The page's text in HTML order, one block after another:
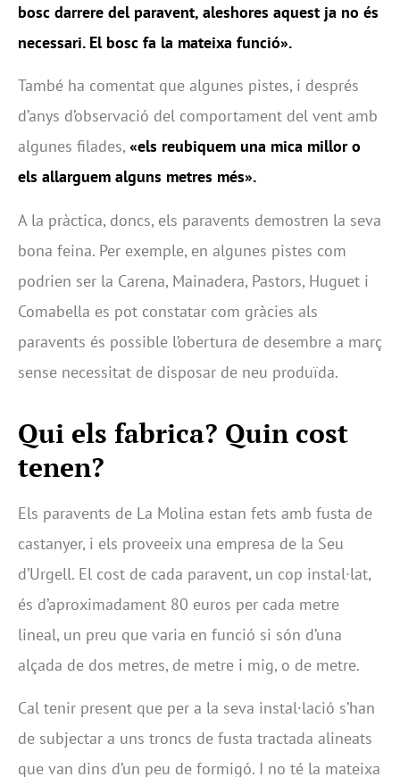
bosc darrere del paravent, aleshores aquest ja no és
necessari. El bosc fa la mateixa funció».
També ha comentat que algunes pistes, i després
d’anys d’observació del comportament del vent amb
algunes filades, «els reubiquem una mica millor o
els allarguem alguns metres més».
A la pràctica, doncs, els paravents demostren la seva
bona feina. Per exemple, en algunes pistes com
podrien ser la Carena, Mainadera, Pastors, Huguet i
Comabella es pot constatar com gràcies als
paravents és possible l’obertura de desembre a març
sense necessitat de disposar de neu produïda.
Qui els fabrica? Quin cost
tenen?
Els paravents de La Molina estan fets amb fusta de
castanyer, i els proveeix una empresa de la Seu
d’Urgell. El cost de cada paravent, un cop instal·lat,
és d’aproximadament 80 euros per cada metre
lineal, un preu que varia en funció si són d’una
alçada de dos metres, de metre i mig, o de metre.
Cal tenir present que per a la seva instal·lació s’han
de subjectar a uns troncs de fusta tractada alineats
que van dins d’un peu de formigó. I no té la mateixa